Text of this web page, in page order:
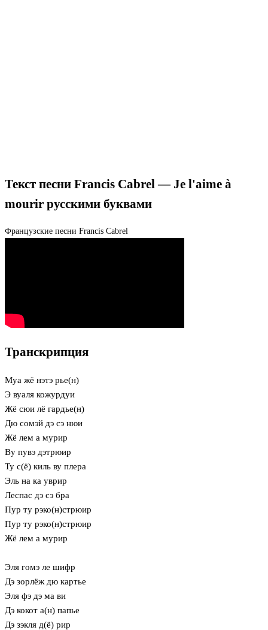
Текст песни Francis Cabrel — Je l'aime à
mourir русскими буквами
Французские песни Francis Cabrel
Транскрипция
Муа жё нэтэ рье(н)
Э вуаля кожурдуи
Жё сюи лё гардье(н)
Дю сомэй дэ сэ нюи
Жё лем а мурир
Ву пувэ дэтрюир
Ту с(ё) киль ву плера
Эль на ка уврир
Леспас дэ сэ бра
Пур ту рэко(н)стрюир
Пур ту рэко(н)стрюир
Жё лем а мурир
Эля гомэ ле шифр
Дэ зорлёж дю картье
Эля фэ дэ ма ви
Дэ кокот а(н) папье
Дэ зэкля д(ё) рир